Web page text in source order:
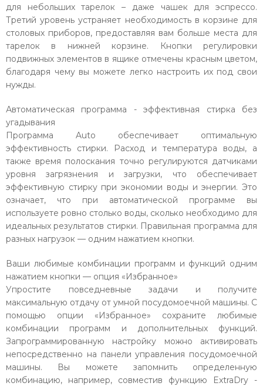
для небольших тарелок – даже чашек для эспрессо.
Третий уровень устраняет необходимость в корзине для
столовых приборов, предоставляя вам больше места для
тарелок в нижней корзине. Кнопки регулировки
подвижных элементов в ящике отмечены красным цветом,
благодаря чему вы можете легко настроить их под свои
нужды.
Автоматическая программа - эффективная стирка без
угадывания
Программа Auto обеспечивает оптимальную
эффективность стирки. Расход и температура воды, а
также время полоскания точно регулируются датчиками
уровня загрязнения и загрузки, что обеспечивает
эффективную стирку при экономии воды и энергии. Это
означает, что при автоматической программе вы
используете ровно столько воды, сколько необходимо для
идеальных результатов стирки. Правильная программа для
разных нагрузок — одним нажатием кнопки.
Ваши любимые комбинации программ и функций одним
нажатием кнопки — опция «Избранное»
Упростите повседневные задачи и получите
максимальную отдачу от умной посудомоечной машины. С
помощью опции «Избранное» сохраните любимые
комбинации программ и дополнительных функций.
Запрограммированную настройку можно активировать
непосредственно на панели управления посудомоечной
машины. Вы можете запомнить определенную
комбинацию, например, совместив функцию ExtraDry -